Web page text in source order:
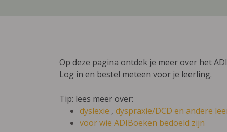
Op deze pagina ontdek je meer over het
Log in en bestel meteen voor je leerling.
Tip: lees meer over:
dyslexie , dyspraxie/DCD en andere
voor wie ADIBoeken bedoeld zijn